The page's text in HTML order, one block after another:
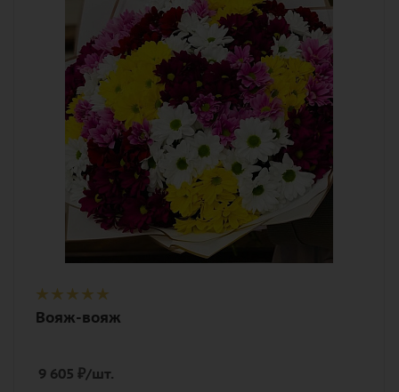
разноцветный
Описание
хризантема кустовая, лента,
дизайнерская упаковка
Вояж-вояж
9 605 ₽/шт.